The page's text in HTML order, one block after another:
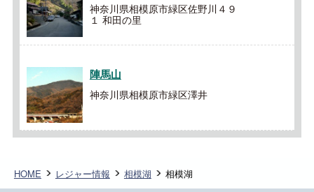
神奈川県相模原市緑区佐野川４９
１ 和田の里
陣馬山
神奈川県相模原市緑区澤井
HOME レジャー情報 相模湖 相模湖